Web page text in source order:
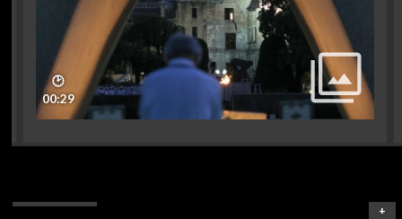
🕑
00:29
+